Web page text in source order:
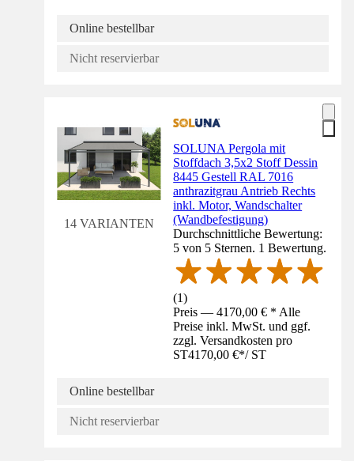
Online bestellbar
Nicht reservierbar
14 VARIANTEN
SOLUNA Pergola mit
Stoffdach 3,5x2 Stoff Dessin
8445 Gestell RAL 7016
anthrazitgrau Antrieb Rechts
inkl. Motor, Wandschalter
(Wandbefestigung)
Durchschnittliche Bewertung:
5 von 5 Sternen. 1 Bewertung.
(1)
Preis — 4170,00 € * Alle
Preise inkl. MwSt. und ggf.
zzgl. Versandkosten pro
ST4170,00 €*/ ST
Online bestellbar
Nicht reservierbar